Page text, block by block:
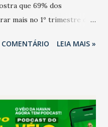
que 69% dos
mais no 1º trimestre de
ano, 56% também
e pelo pagamento do 13º
trabalhadores, já que o
LEIA MAIS »